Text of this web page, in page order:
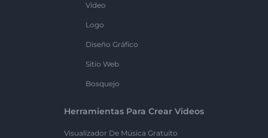
Vídeo
Logo
Diseño Gráfico
Sitio Web
Bosquejo
Herramientas Para Crear Videos
Visualizador De Música Gratuito